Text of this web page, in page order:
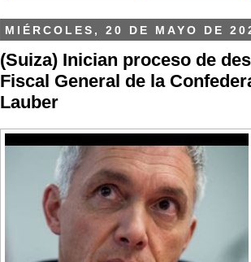
MIÉRCOLES, 20 DE MAYO DE
(Suiza) Inician proceso de
Fiscal General de la
Lauber